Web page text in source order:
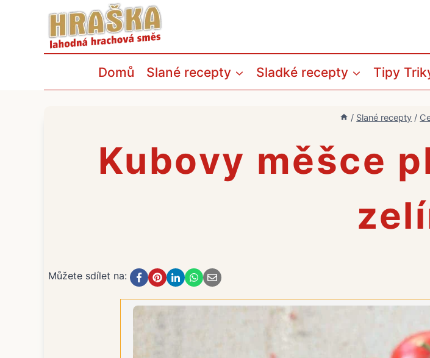
Domů Slané recepty Sladké recepty Tipy
/ Slané recepty /
Kubovy měšce
Můžete sdílet na: